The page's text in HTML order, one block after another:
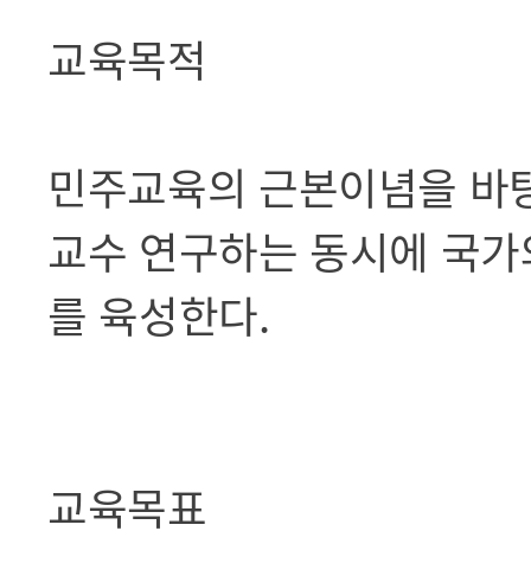
교육목적
민주교육의 근본이념을
교수 연구하는 동시에 국
를 육성한다.
교육목표